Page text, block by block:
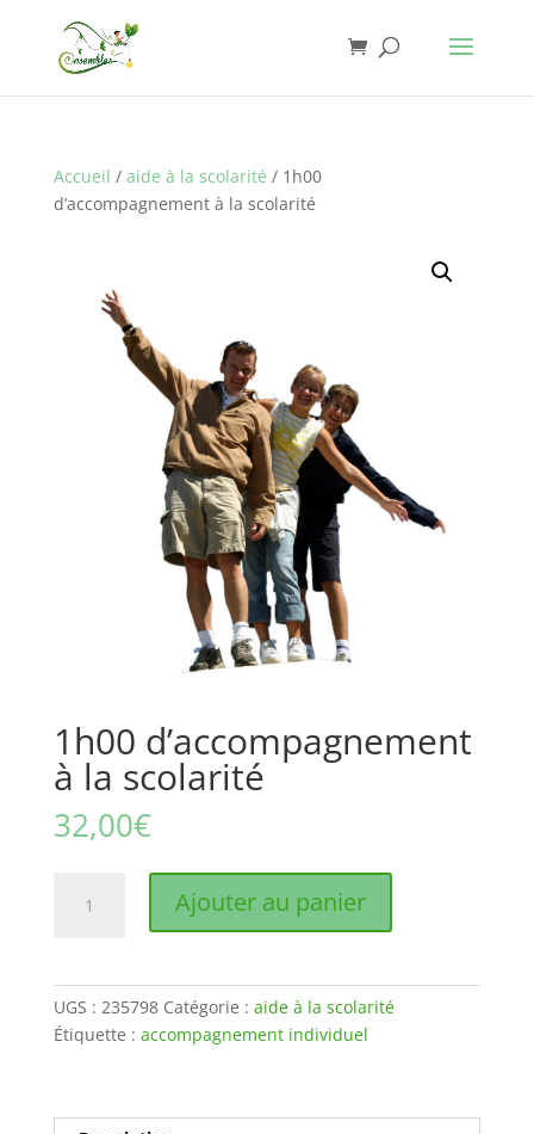
Accueil / aide à la scolarité / 1h00
d’accompagnement à la scolarité
1h00 d’accompagnement
à la scolarité
32,00€
la
scolarité
Ajouter au panier
UGS : 235798 Catégorie : aide à la scolarité
Étiquette : accompagnement individuel